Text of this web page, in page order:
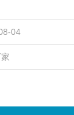
04